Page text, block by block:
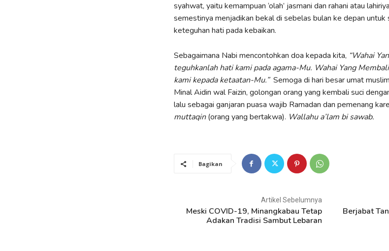
syahwat, yaitu kemampuan ‘olah’ jasmani dan rahani atau
semestinya menjadikan bekal di sebelas bulan ke depan untuk
keteguhan hati pada kebaikan.
Sebagaimana Nabi mencontohkan doa kepada kita, “Wahai
teguhkanlah hati kami pada agama-Mu. Wahai Yang
kami kepada ketaatan-Mu.”Semoga di hari besar umat
Minal Aidin wal Faizin, golongan orang yang kembali suci
lalu sebagai ganjaran puasa wajib Ramadan dan pemenang
muttaqin(orang yang bertakwa). Wallahu a’lam bi sawab.
Bagikan
Artikel Sebelumnya
Meski COVID-19, Minangkabau Tetap
Adakan Tradisi Sambut Lebaran
Berjabat